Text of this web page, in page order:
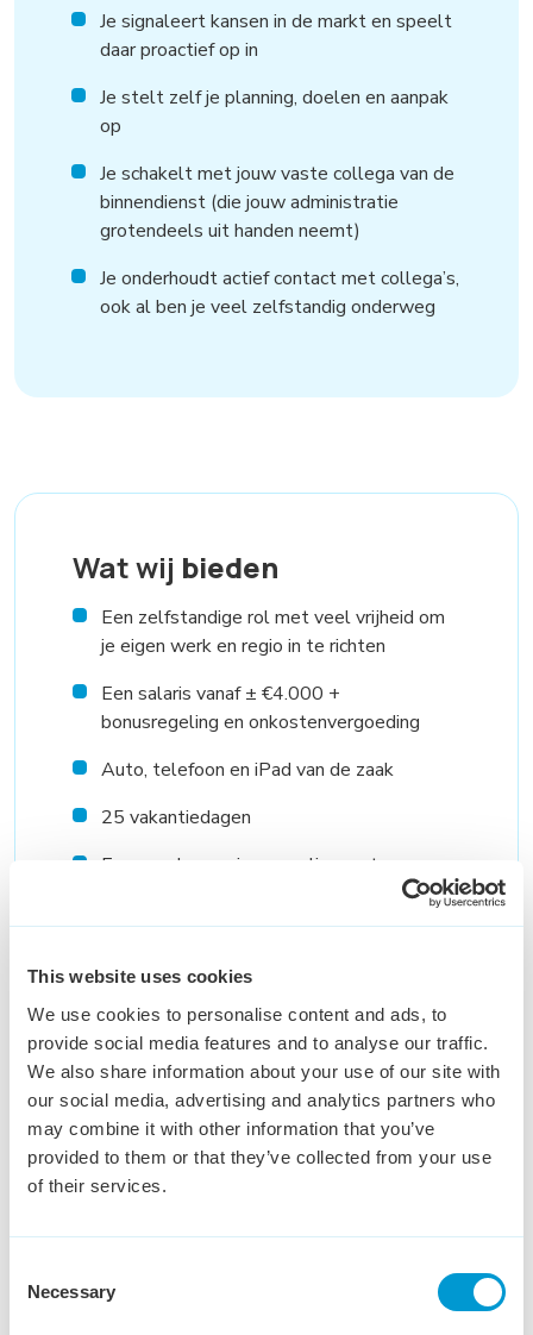
This website uses cookies
We use cookies to personalise content and ads, to
provide social media features and to analyse our traffic.
We also share information about your use of our site with
our social media, advertising and analytics partners who
may combine it with other information that you’ve
provided to them or that they’ve collected from your use
of their services.
Selection
Necessary
Je signaleert kansen in de markt en speelt
daar proactief op in
Je stelt zelf je planning, doelen en aanpak
op
Je schakelt met jouw vaste collega van de
binnendienst (die jouw administratie
grotendeels uit handen neemt)
Je onderhoudt actief contact met collega’s,
ook al ben je veel zelfstandig onderweg
Wat wij bieden
Een zelfstandige rol met veel vrijheid om
je eigen werk en regio in te richten
Een salaris vanaf ± €4.000 +
bonusregeling en onkostenvergoeding
Auto, telefoon en iPad van de zaak
25 vakantiedagen
Een goede pensioenregeling met een
waarbij je zelf optioneel kunt bijleggen
Een betrokken en nuchter team dat je
Training on the job en begeleiding door een
ervaren salesmanager
Regelmatig salestrainingen en
gezamenlijke meetings